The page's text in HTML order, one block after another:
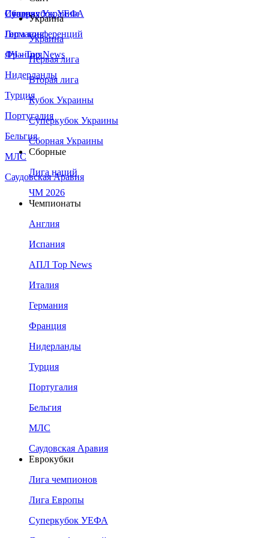
Сборная Украины
Италия
Германия
Франция
Нидерланды
Турция
Португалия
Бельгия
МЛС
Саудовская Аравия
Суперкубок УЕФА
Лига конференций
ЛЧ - Top News
Украина
Украина
Первая лига
Вторая лига
Кубок Украины
Суперкубок Украины
Сборная Украины
Сборные
Лига наций
ЧМ 2026
Чемпионаты
Англия
Испания
АПЛ Top News
Италия
Германия
Франция
Нидерланды
Турция
Португалия
Бельгия
МЛС
Саудовская Аравия
Еврокубки
Лига чемпионов
Лига Европы
Суперкубок УЕФА